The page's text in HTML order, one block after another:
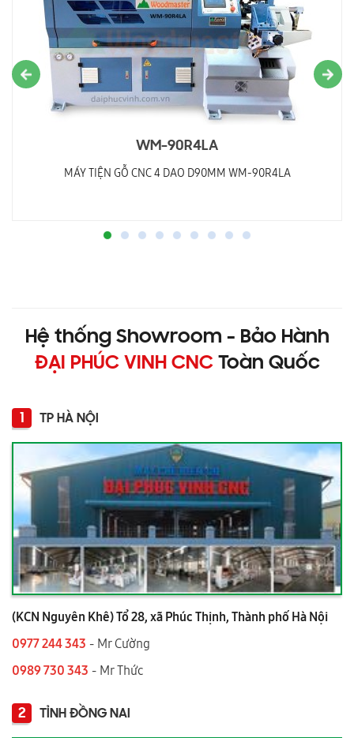
WM-90R4LA
MÁY TIỆN GỖ CNC 4 DAO D90MM WM-90R4LA
Hệ thống Showroom - Bảo Hành
ĐẠI PHÚC VINH CNCToàn Quốc
1 TP HÀ NỘI
(KCN Nguyên Khê) Tổ 28, xã Phúc Thịnh, Thành phố Hà Nội
0977 244 343 - Mr Cường
0989 730 343 - Mr Thức
2 TỈNH ĐỒNG NAI